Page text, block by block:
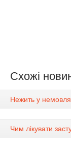
Схожі
Нежить у
Чим лікувати